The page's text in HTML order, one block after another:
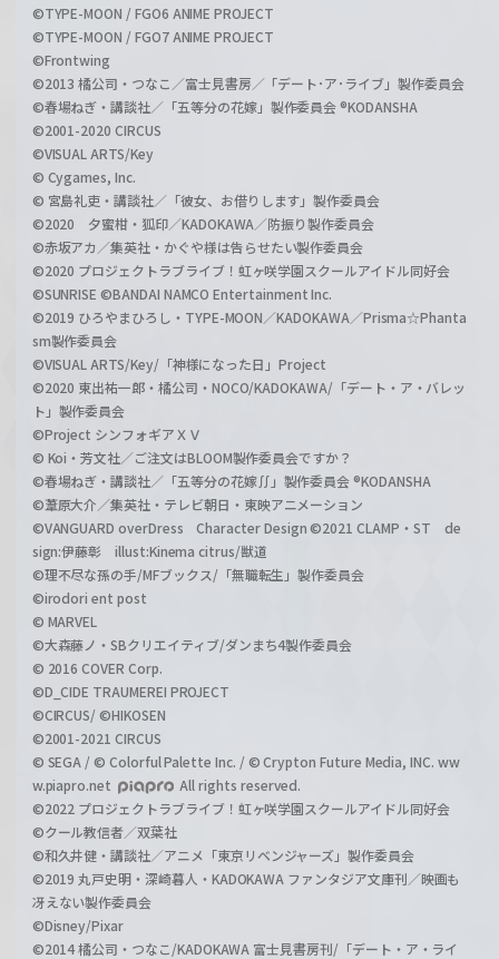
©TYPE-MOON / FGO6 ANIME PROJECT
©TYPE-MOON / FGO7 ANIME PROJECT
©Frontwing
©2013 橘公司・つなこ／富士見書房／「デート･ア･ライブ」製作委員会
©春場ねぎ・講談社／「五等分の花嫁」製作委員会 ®KODANSHA
©2001-2020 CIRCUS
©VISUAL ARTS/Key
© Cygames, Inc.
© 宮島礼吏・講談社／「彼女、お借りします」製作委員会
©2020 夕蜜柑・狐印／KADOKAWA／防振り製作委員会
©赤坂アカ／集英社・かぐや様は告らせたい製作委員会
©2020 プロジェクトラブライブ！虹ヶ咲学園スクールアイドル同好会
©SUNRISE ©BANDAI NAMCO Entertainment Inc.
©2019 ひろやまひろし・TYPE-MOON／KADOKAWA／Prisma☆Phanta
sm製作委員会
©VISUAL ARTS/Key/「神様になった日」Project
©2020 東出祐一郎・橘公司・NOCO/KADOKAWA/「デート・ア・バレッ
ト」製作委員会
©Project シンフォギアＸＶ
© Koi・芳文社／ご注文はBLOOM製作委員会ですか？
©春場ねぎ・講談社／「五等分の花嫁∬」製作委員会 ®KODANSHA
©葦原大介／集英社・テレビ朝日・東映アニメーション
©VANGUARD overDress Character Design ©2021 CLAMP・ST de
sign:伊藤彰 illust:Kinema citrus/獣道
©理不尽な孫の手/MFブックス/「無職転生」製作委員会
©irodori ent post
© MARVEL
©大森藤ノ・SBクリエイティブ/ダンまち4製作委員会
© 2016 COVER Corp.
©D_CIDE TRAUMEREI PROJECT
©CIRCUS/ ©HIKOSEN
©2001-2021 CIRCUS
© SEGA / © Colorful Palette Inc. / © Crypton Future Media, INC. ww
w.piapro.net
All rights reserved.
©2022 プロジェクトラブライブ！虹ヶ咲学園スクールアイドル同好会
©クール教信者／双葉社
©和久井健・講談社／アニメ「東京リベンジャーズ」製作委員会
©2019 丸戸史明・深崎暮人・KADOKAWA ファンタジア文庫刊／映画も
冴えない製作委員会
©Disney/Pixar
©2014 橘公司・つなこ/KADOKAWA 富士見書房刊/「デート・ア・ライ